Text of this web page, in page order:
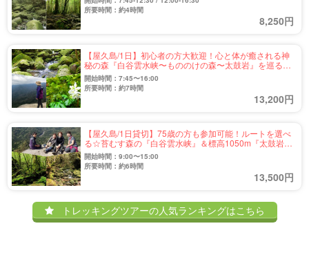
所要時間：約4時間
8,250円
【屋久島/1日】初心者の方大歓迎！心と体が癒される神
秘の森『白谷雲水峡〜もののけの森〜太鼓岩』を巡るト
レッキングツアー（No.70）
開始時間：7:45〜16:00
所要時間：約7時間
13,200円
【屋久島/1日貸切】75歳の方も参加可能！ルートを選べ
る☆苔むす森の『白谷雲水峡』＆標高1050m『太鼓岩』
絶景トレッキングツアー（No.40）
開始時間：9:00〜15:00
所要時間：約6時間
13,500円
トレッキングツアーの人気ランキングはこちら